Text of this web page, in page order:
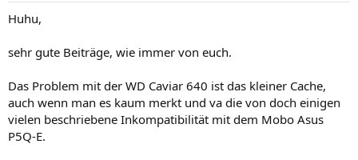
Huhu,
sehr gute Beiträge, wie immer von euch.
Das Problem mit der WD Caviar 640 ist das kleiner Cache,
auch wenn man es kaum merkt und va die von doch einigen
vielen beschriebene Inkompatibilität mit dem Mobo Asus
P5Q-E.